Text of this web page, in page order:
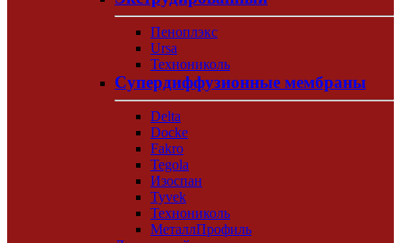
Пеноплэкс
Ursa
Технониколь
Супердиффузионные мембраны
Delta
Docke
Fakro
Tegola
Изоспан
Tyvek
Технониколь
МеталлПрофиль